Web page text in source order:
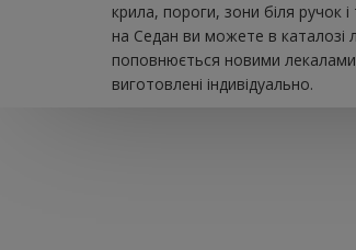
крила, пороги, зони біля ручок
на Седан ви можете в каталозі
поповнюється новими
виготовлені індивідуально.